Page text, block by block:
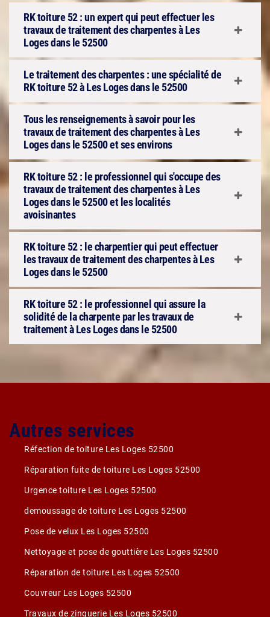
RK toiture 52 : un expert qui peut effectuer les
travaux de traitement des charpentes à Les
Loges dans le 52500
Le traitement des charpentes : une spécialité de
RK toiture 52 à Les Loges dans le 52500
Tous les renseignements à savoir pour les
travaux de traitement des charpentes à Les
Loges dans le 52500 et ses environs
RK toiture 52 : le professionnel qui s'occupe des
travaux de traitement des charpentes à Les
Loges dans le 52500 et les localités
avoisinantes
RK toiture 52 : le charpentier qui peut effectuer
les travaux de traitement des charpentes à Les
Loges dans le 52500
RK toiture 52 : le professionnel qui assure la
solidité de la charpente par les travaux de
traitement à Les Loges dans le 52500
Autres services
Réfection de toiture Les Loges 52500
Réparation fuite de toiture Les Loges 52500
Urgence toiture Les Loges 52500
demoussage de toiture Les Loges 52500
Pose de velux Les Loges 52500
Nettoyage et pose de gouttière Les Loges 52500
Réparation de toiture Les Loges 52500
Couvreur Les Loges 52500
Travaux de zinguerie Les Loges 52500